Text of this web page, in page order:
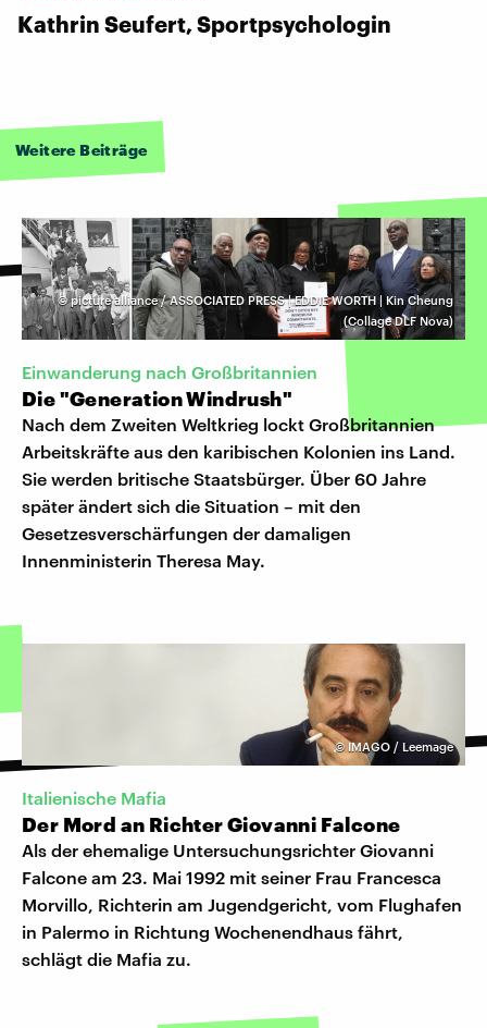
Kathrin Seufert, Sportpsychologin
Weitere Beiträge
©picture alliance / ASSOCIATED PRESS | EDDIE WORTH | Kin Cheung
(Collage DLF Nova)
Einwanderung nach Großbritannien
Die "Generation Windrush"
Nach dem Zweiten Weltkrieg lockt Großbritannien
Arbeitskräfte aus den karibischen Kolonien ins Land.
Sie werden britische Staatsbürger. Über 60 Jahre
später ändert sich die Situation – mit den
Gesetzesverschärfungen der damaligen
Innenministerin Theresa May.
©IMAGO / Leemage
Italienische Mafia
Der Mord an Richter Giovanni Falcone
Als der ehemalige Untersuchungsrichter Giovanni
Falcone am 23. Mai 1992 mit seiner Frau Francesca
Morvillo, Richterin am Jugendgericht, vom Flughafen
in Palermo in Richtung Wochenendhaus fährt,
schlägt die Mafia zu.